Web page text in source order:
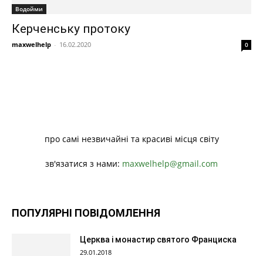
Водойми
Керченську протоку
maxwelhelp - 16.02.2020 0
про самі незвичайні та красиві місця світу
зв'язатися з нами: maxwelhelp@gmail.com
ПОПУЛЯРНІ ПОВІДОМЛЕННЯ
Церква і монастир святого Франциска
29.01.2018